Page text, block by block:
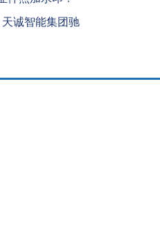
天诚智能集团驰